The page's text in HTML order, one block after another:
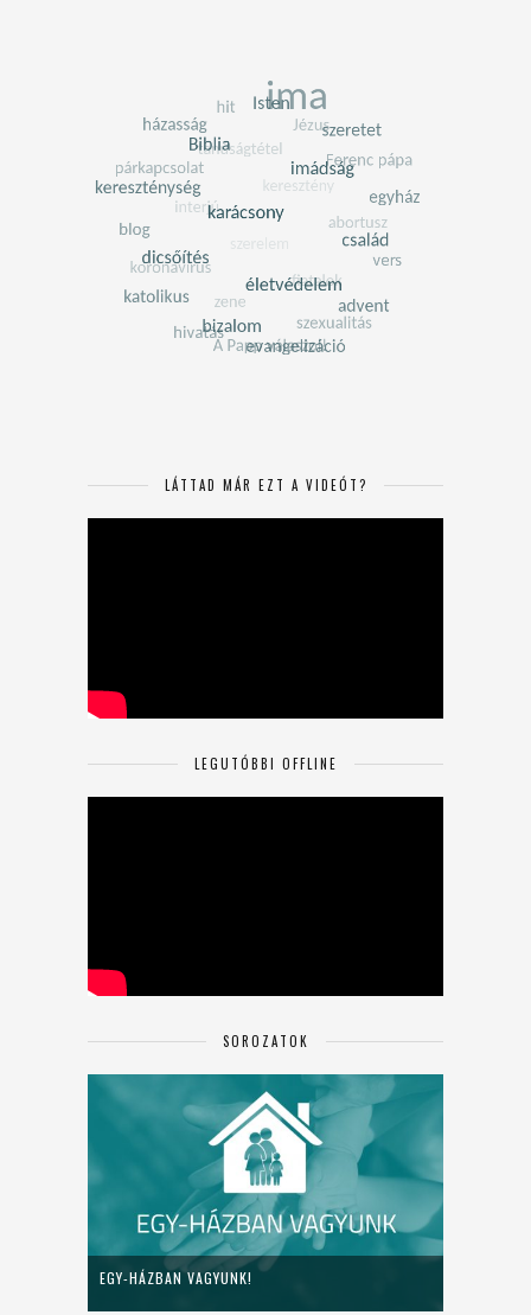
LÁTTAD MÁR EZT A VIDEÓT?
LEGUTÓBBI OFFLINE
SOROZATOK
EGY-HÁZBAN VAGYUNK!